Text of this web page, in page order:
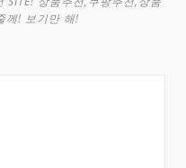
께! 보기만 해!